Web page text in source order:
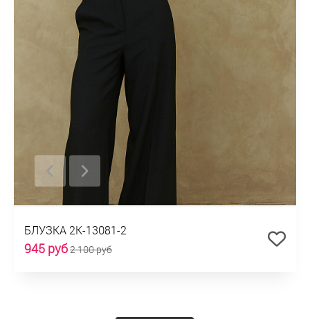
БЛУЗКА 2К-13081-2
945 руб2 100 руб